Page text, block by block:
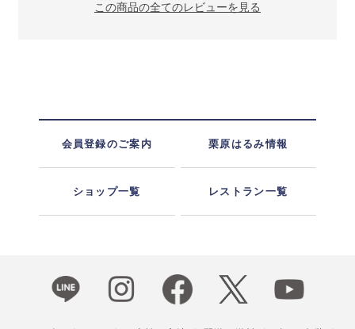
この商品の全てのレビューを見る
会員登録のご案内 栗原はるみ情報
ショップ一覧 レストラン一覧